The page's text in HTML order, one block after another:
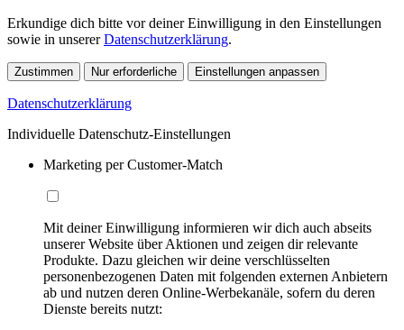
Erkundige dich bitte vor deiner Einwilligung in den Einstellungen
sowie in unsererDatenschutzerklärung.
Zustimmen Nur erforderliche Einstellungen anpassen
Datenschutzerklärung
Individuelle Datenschutz-Einstellungen
Marketing per Customer-Match
Mit deiner Einwilligung informieren wir dich auch abseits
unserer Website über Aktionen und zeigen dir relevante
Produkte. Dazu gleichen wir deine verschlüsselten
personenbezogenen Daten mit folgenden externen Anbietern
ab und nutzen deren Online-Werbekanäle, sofern du deren
Dienste bereits nutzt: